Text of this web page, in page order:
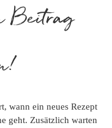
Beitrag
wann ein neues Rezept
geht. Zusätzlich warten